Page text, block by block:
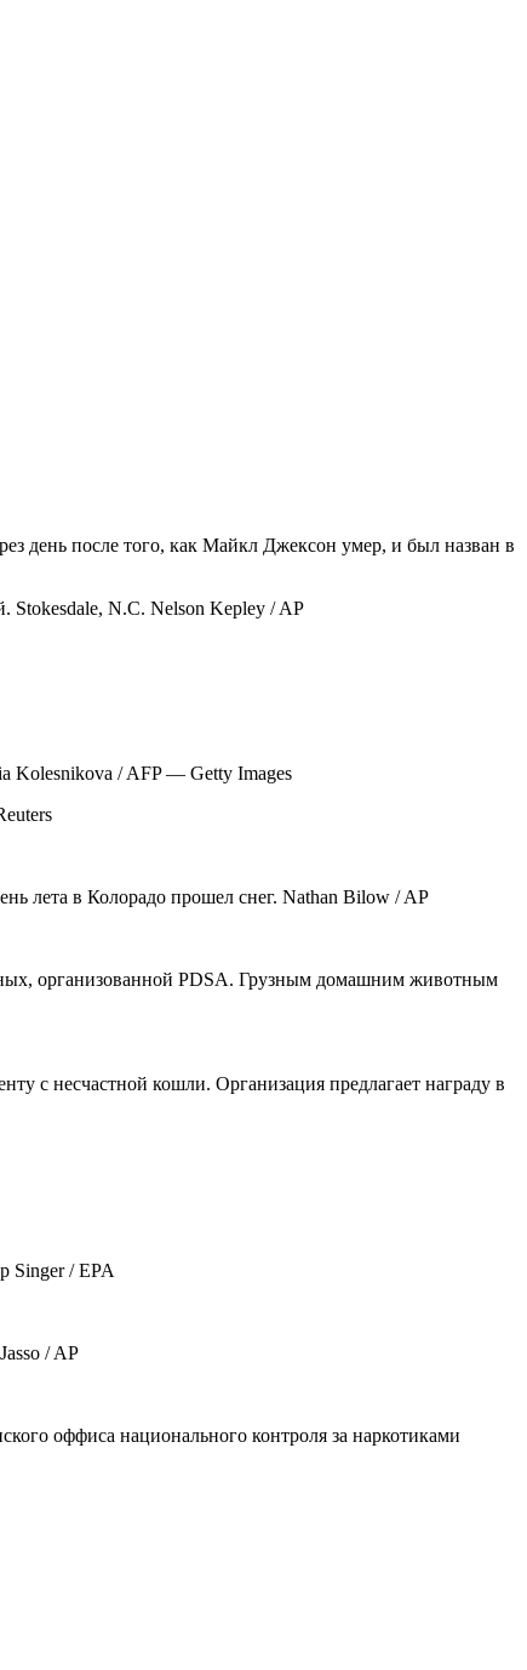
день после того, как Майкл Джексон умер, и был назван в
Stokesdale, N.C. Nelson Kepley / AP
Kolesnikova / AFP — Getty Images
лета в Колорадо прошел снег. Nathan Bilow / AP
организованной PDSA. Грузным домашним животным
с несчастной кошли. Организация предлагает награду в
Singer / EPA
/ AP
оффиса национального контроля за наркотиками